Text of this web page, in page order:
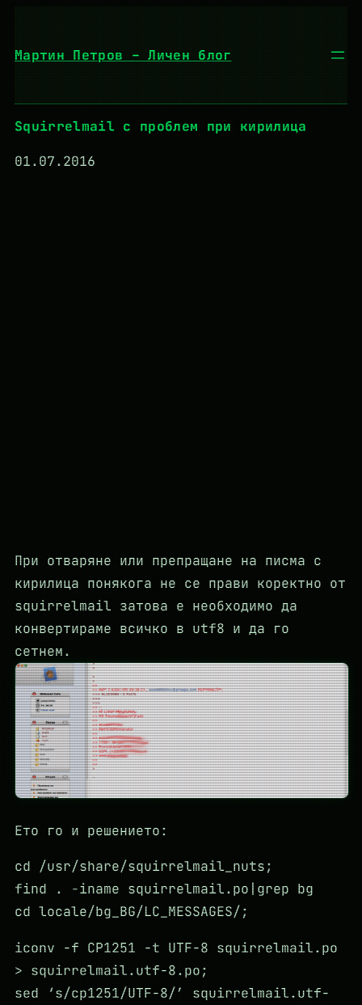
Мартин Петров – Личен блог
Squirrelmail с проблем при кирилица
01.07.2016
При отваряне или препращане на писма с
кирилица понякога не се прави коректно от
squirrelmail затова е необходимо да
конвертираме всичко в utf8 и да го
сетнем.
Ето го и решението:
cd /usr/share/squirrelmail_nuts;
find . -iname squirrelmail.po|grep bg
cd locale/bg_BG/LC_MESSAGES/;
iconv -f CP1251 -t UTF-8 squirrelmail.po
> squirrelmail.utf-8.po;
sed ‘s/cp1251/UTF-8/’ squirrelmail.utf-